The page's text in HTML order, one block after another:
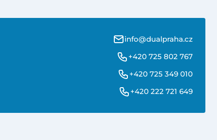
info@dualpraha.cz
+420 725 802 767
+420 725 349 010
+420 222 721 649